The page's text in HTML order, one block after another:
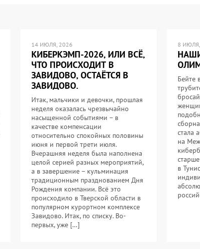
14 ИЮЛЯ, 2026
КИБЕРКЭМП-2026, ИЛИ ВСЁ,
ЧТО ПРОИСХОДИТ В
ЗАВИДОВО, ОСТАЁТСЯ В
ЗАВИДОВО.
Итак, мальчики и девочки, прошлая
неделя оказалась чрезвычайно
насыщенной событиями – в
качестве компенсации
относительно спокойных половины
июня и первой трети июля.
Вчерашняя неделя была наполнена
целой серией разных мероприятий,
а в завершение – кульминация
традиционным празднованием Дня
Рождения компании. Всё это
происходило в Тверской области в
популярном курортном комплексе
Завидово. Итак, по списку. Во-
первых, уже […]
8
Бейте
стала
на
в